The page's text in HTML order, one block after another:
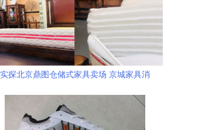
实探北京鼎图仓储式家具卖场 京城家具消